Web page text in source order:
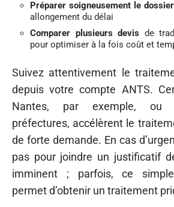
Préparer soigneusement le dossier
allongement du délai
Comparer plusieurs devis de
pour optimiser à la fois coût et
Suivez attentivement le
depuis votre compte ANTS.
Nantes, par exemple, ou
préfectures, accélèrent le
de forte demande. En cas
pas pour joindre un justificatif
imminent ; parfois, ce
permet d’obtenir un traitement